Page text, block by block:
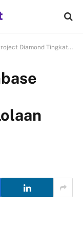
Pengelolaan Aset Tokenized